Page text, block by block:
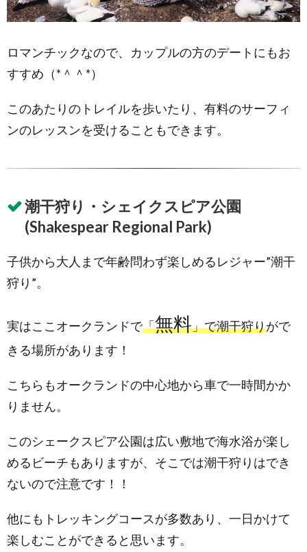
ロマンチックなので、カップルの方のデートにもお
すすめ（*＾＾*）
このあたりのトレイルを歩いたり、有料のサーフィ
ンのレッスンを受けることもできます。
潮干狩り・シェイクスピア公園
(Shakespear Regional Park)
子供から大人まで年齢問わず楽しめるレジャー”潮干
狩り”。
実はここオークランドで「無料」で潮干狩りがで
きる場所があります！
こちらもオークランドの中心地から車で一時間かか
りません。
このシェークスピア公園は広い敷地で海水浴が楽し
めるビーチもありますが、そこでは潮干狩りはでき
ないので注意です！！
他にもトレッキングコースが多数あり、一日かけて
楽しむことができると思います。